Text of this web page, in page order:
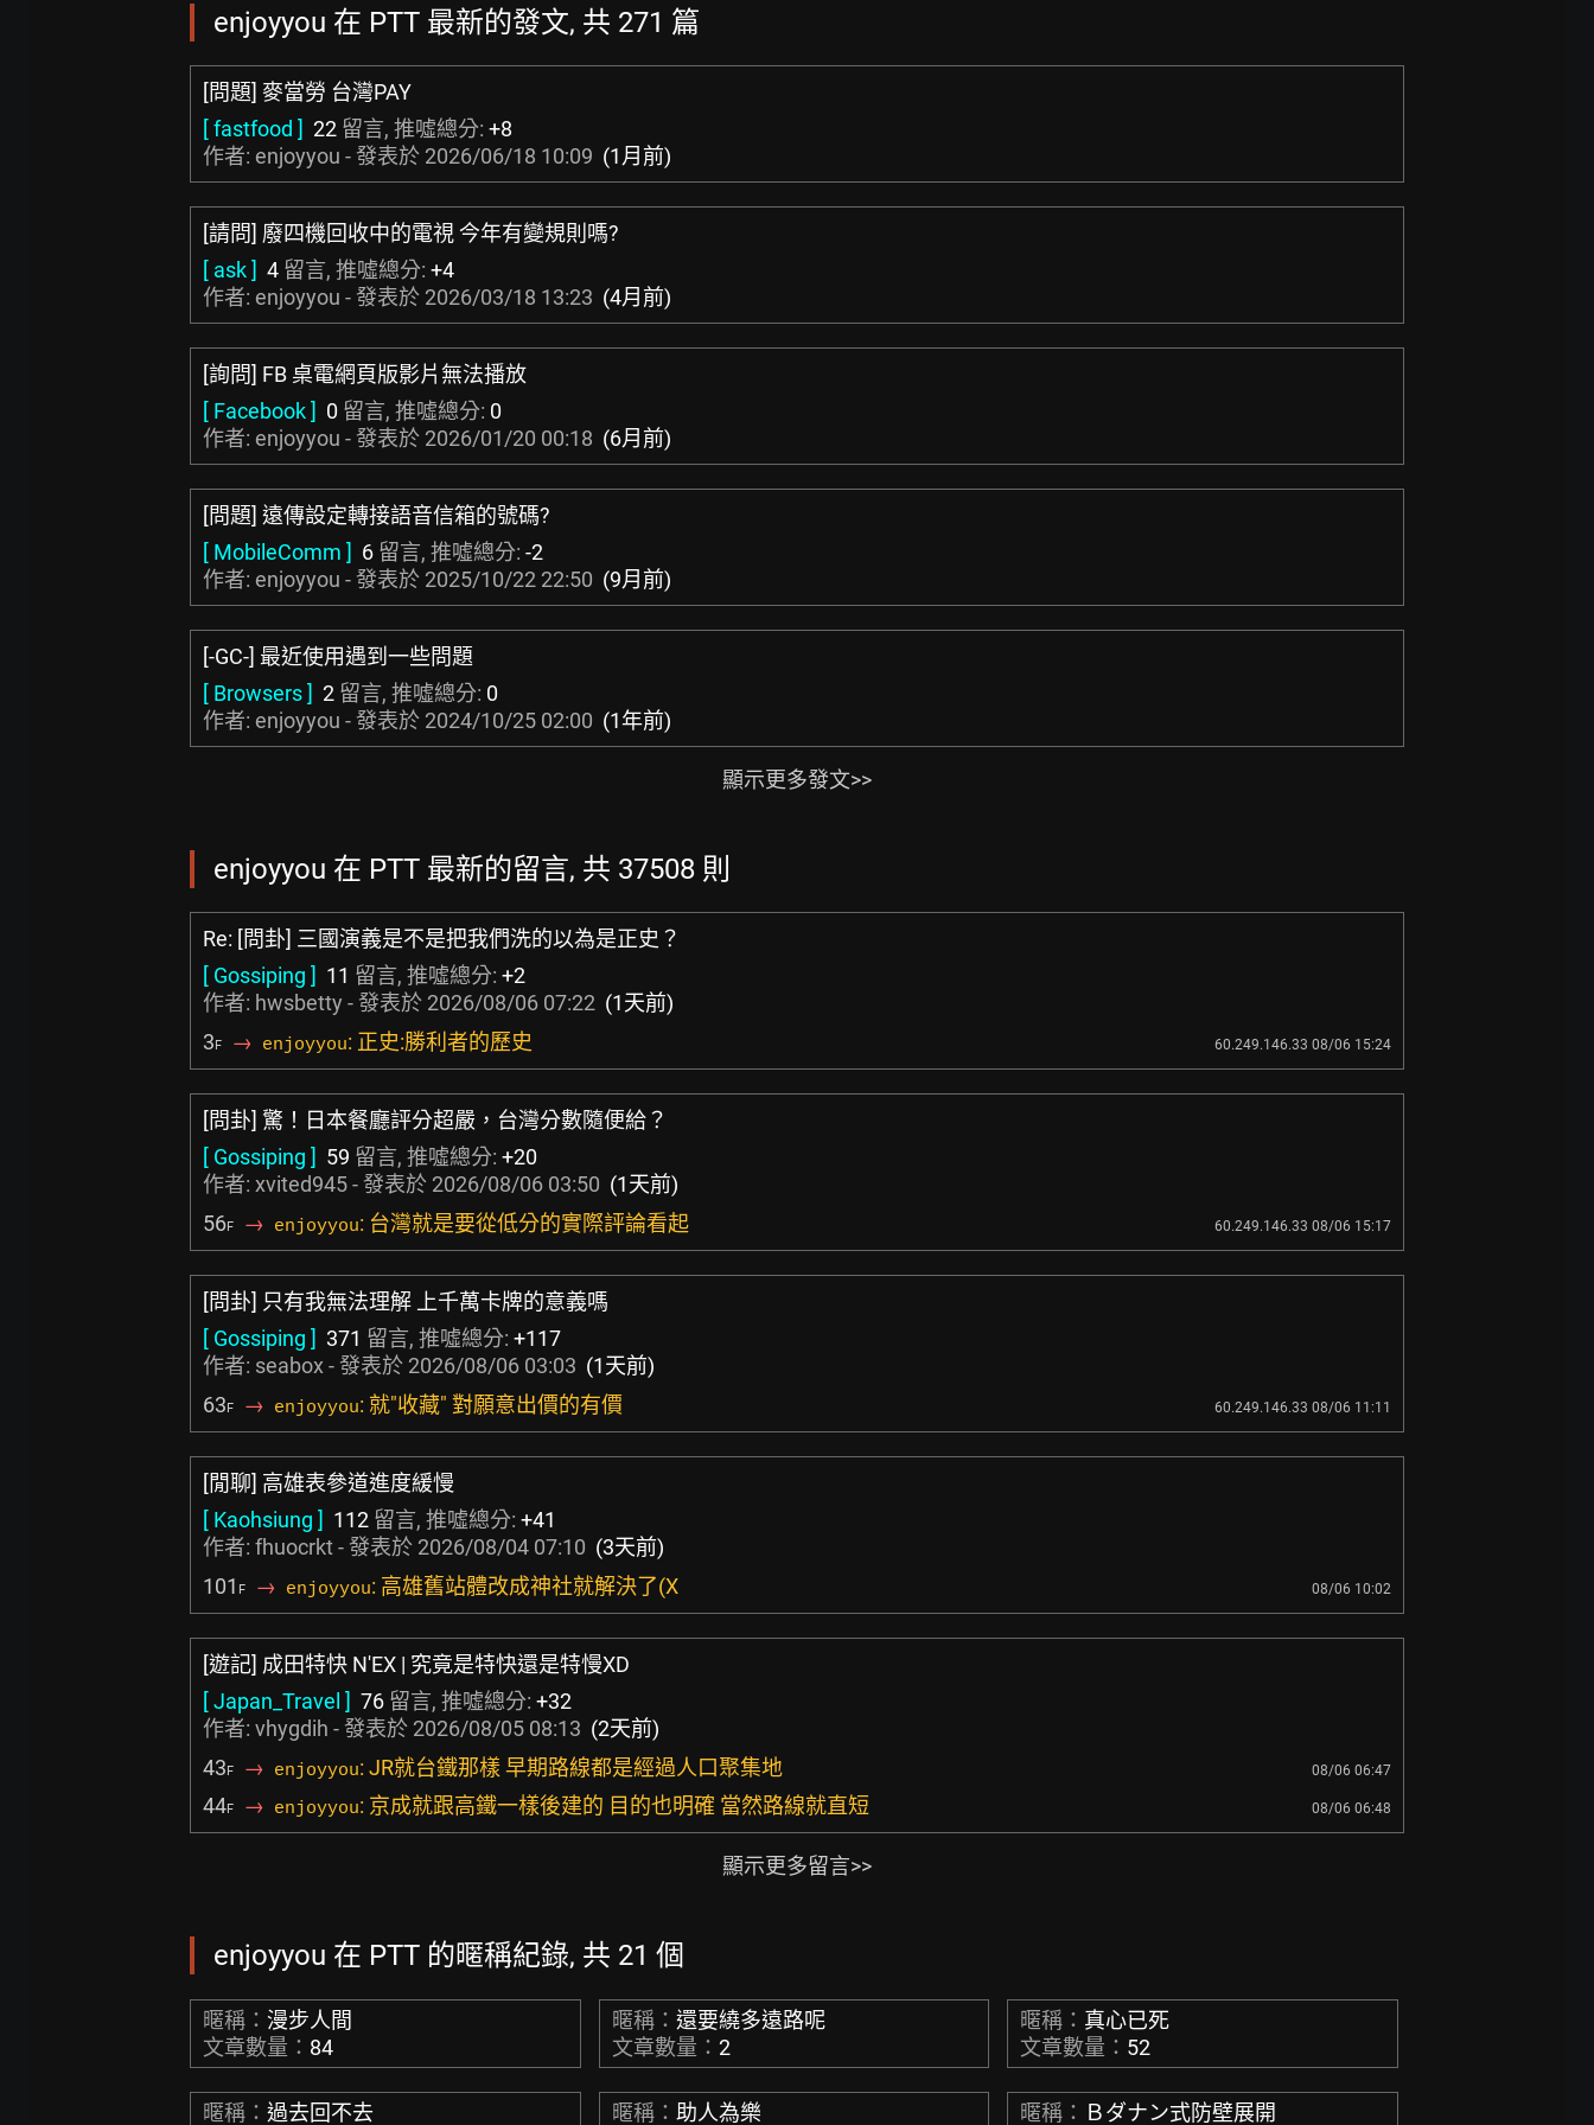
enjoyyou 在 PTT 最新的發文, 共 271 篇
[問題] 麥當勞 台灣PAY
[ fastfood ] 22 留言, 推噓總分: +8
作者: enjoyyou - 發表於 2026/06/18 10:09 (1月前)
[請問] 廢四機回收中的電視 今年有變規則嗎?
[ ask ] 4 留言, 推噓總分: +4
作者: enjoyyou - 發表於 2026/03/18 13:23 (4月前)
[詢問] FB 桌電網頁版影片無法播放
[ Facebook ] 0 留言, 推噓總分: 0
作者: enjoyyou - 發表於 2026/01/20 00:18 (6月前)
[問題] 遠傳設定轉接語音信箱的號碼?
[ MobileComm ] 6 留言, 推噓總分: -2
作者: enjoyyou - 發表於 2025/10/22 22:50 (9月前)
[-GC-] 最近使用遇到一些問題
[ Browsers ] 2 留言, 推噓總分: 0
作者: enjoyyou - 發表於 2024/10/25 02:00 (1年前)
顯示更多發文>>
enjoyyou 在 PTT 最新的留言, 共 37508 則
Re: [問卦] 三國演義是不是把我們洗的以為是正史？
[ Gossiping ] 11 留言, 推噓總分: +2
作者: hwsbetty - 發表於 2026/08/06 07:22 (1天前)
3F → enjoyyou: 正史:勝利者的歷史 60.249.146.33 08/06 15:24
[問卦] 驚！日本餐廳評分超嚴，台灣分數隨便給？
[ Gossiping ] 59 留言, 推噓總分: +20
作者: xvited945- 發表於 2026/08/06 03:50 (1天前)
56F → enjoyyou: 台灣就是要從低分的實際評論看起 60.249.146.33 08/06 15:17
[問卦] 只有我無法理解 上千萬卡牌的意義嗎
[ Gossiping ] 371 留言, 推噓總分: +117
作者: seabox - 發表於 2026/08/06 03:03 (1天前)
63F → enjoyyou: 就"收藏" 對願意出價的有價 60.249.146.33 08/06 11:11
[閒聊] 高雄表參道進度緩慢
[ Kaohsiung ] 112 留言, 推噓總分: +41
作者: fhuocrkt- 發表於 2026/08/04 07:10 (3天前)
101 F → enjoyyou: 高雄舊站體改成神社就解決了(X 08/06 10:02
[遊記] 成田特快 N'EX | 究竟是特快還是特慢XD
[ Japan_Travel ] 76 留言, 推噓總分: +32
作者: vhygdih - 發表於 2026/08/05 08:13 (2天前)
43F → enjoyyou: JR就台鐵那樣 早期路線都是經過人口聚集地 08/06 06:47
44F → enjoyyou: 京成就跟高鐵一樣後建的 目的也明確 當然路線就直短 08/06 06:48
顯示更多留言>>
enjoyyou 在 PTT 的暱稱紀錄, 共 21 個
暱稱： 漫步人間
文章數量： 84
暱稱： 還要繞多遠路呢
文章數量： 2
暱稱： 真心已死
文章數量： 52
暱稱： 過去回不去 暱稱： 助人為樂 暱稱： Ｂダナン式防壁展開